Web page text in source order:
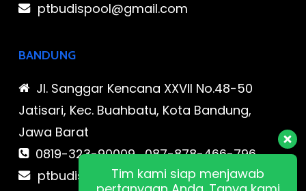
ptbudispool@gmail.com
BANDUNG
Jl. Sanggar Kencana XXVII No.48-50
Jatisari, Kec. Buahbatu, Kota Bandung,
Jawa Barat
0819-323-90009 , 087-878-466-796
ptbudispool@gmail.comTim kami siap menjawab